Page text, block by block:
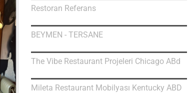
Restoran Referans
BEYMEN - TERSANE
The Vibe Restaurant Projeleri Chicago ABd
Mileta Restaurant Mobilyası Kentucky ABD